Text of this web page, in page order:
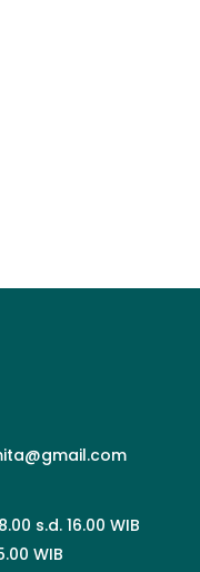
s.d. 16.00 WIB
WIB